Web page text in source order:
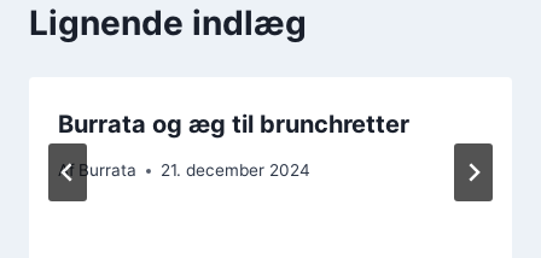
Lignende indlæg
Burrata og æg til brunchretter
Af Burrata 21. december 2024